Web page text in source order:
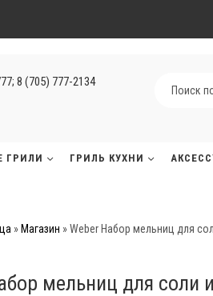
8 (705) 777-2134
ГРИЛИ ГРИЛЬ КУХНИ
» Магазин »Weber Набор мельниц для
мельниц для соли